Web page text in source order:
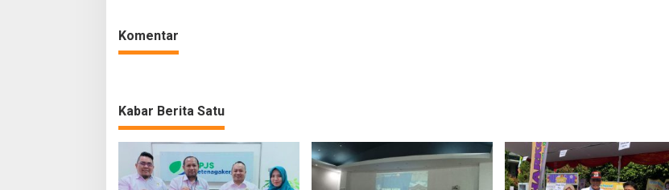
Komentar
Kabar Berita Satu